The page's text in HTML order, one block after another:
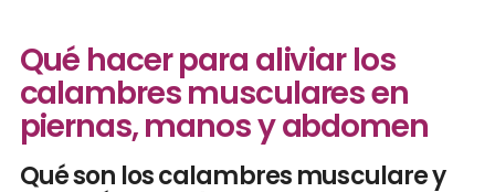
Qué hacer para aliviar los
calambres musculares en
piernas, manos y abdomen
Qué son los calambres musculare y